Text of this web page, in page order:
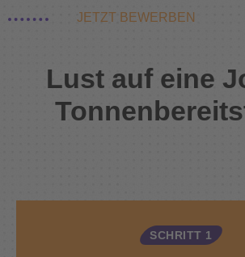
JETZT BEWERBEN
Lust auf eine
SCHRITT 1